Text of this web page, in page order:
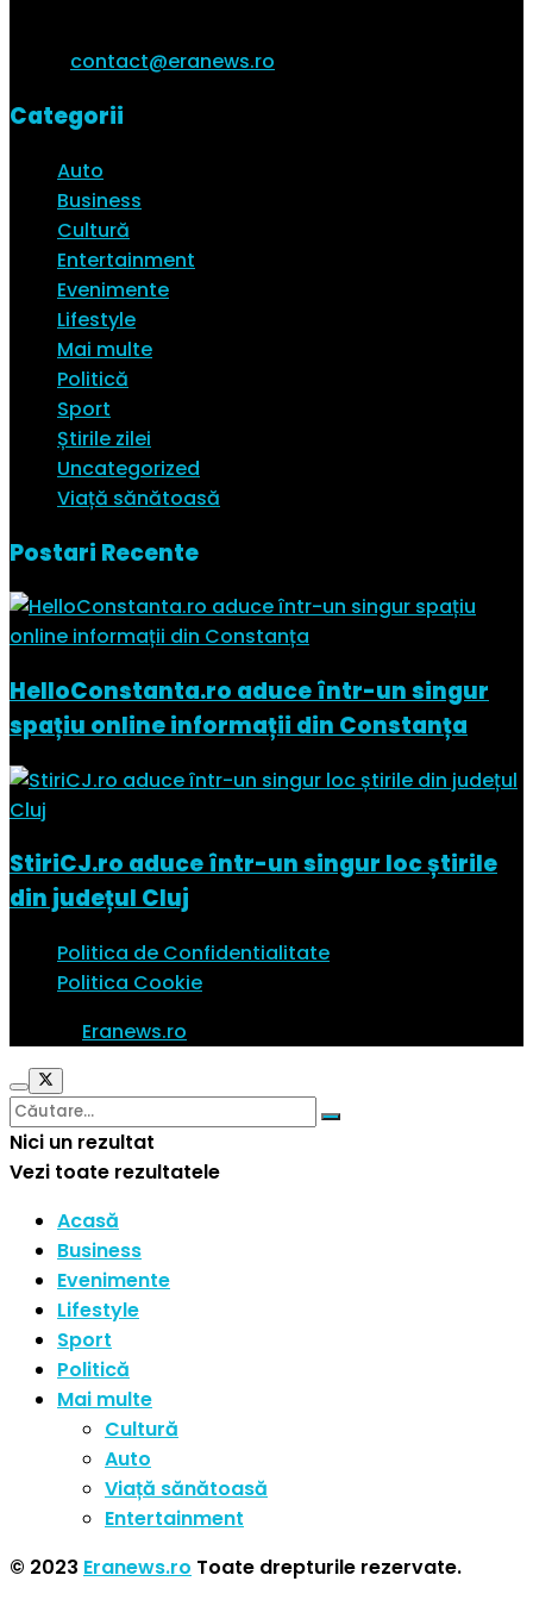
contact@eranews.ro
Categorii
Auto
Business
Cultură
Entertainment
Evenimente
Lifestyle
Mai multe
Politică
Sport
Știrile zilei
Uncategorized
Viață sănătoasă
Postari Recente
HelloConstanta.ro aduce într-un singur
spațiu online informații din Constanța
StiriCJ.ro aduce într-un singur loc știrile
din județul Cluj
Politica de Confidentialitate
Politica Cookie
Eranews.ro
Nici un rezultat
Vezi toate rezultatele
Acasă
Business
Evenimente
Lifestyle
Sport
Politică
Mai multe
Cultură
Auto
Viață sănătoasă
Entertainment
© 2023 Eranews.ro Toate drepturile rezervate.